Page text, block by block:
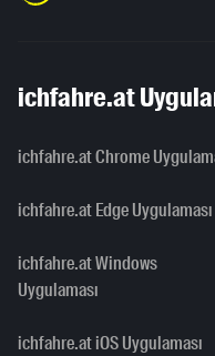
ichfahre.at
ichfahre.at Chrome
ichfahre.at Edge Uygulaması
ichfahre.at Windows
Uygulaması
ichfahre.at iOS Uygulaması